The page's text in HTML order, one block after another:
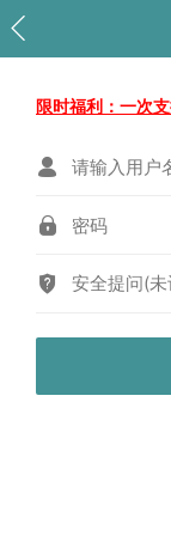
限时福利：一次
安全提问(